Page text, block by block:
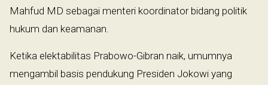
Mahfud MD sebagai menteri koordinator bidang politik
hukum dan keamanan.
Ketika elektabilitas Prabowo-Gibran naik, umumnya
mengambil basis pendukung Presiden Jokowi yang